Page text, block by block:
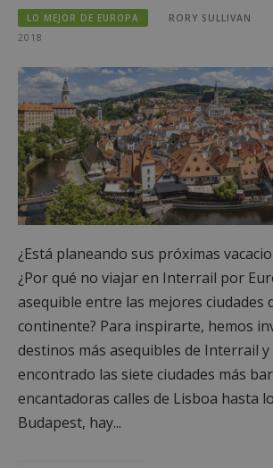
LO MEJOR DE EUROPA RORY SULLIVAN
2018
¿Está planeando sus próximas
¿Por qué no viajar en Interrail por
asequible entre las mejores ciudades
continente? Para inspirarte, hemos
destinos más asequibles de Interrail y
encontrado las siete ciudades más
encantadoras calles de Lisboa hasta
Budapest, hay...